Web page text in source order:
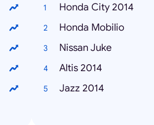
Honda City 2014
Honda Mobilio
Nissan Juke
Altis 2014
Jazz 2014